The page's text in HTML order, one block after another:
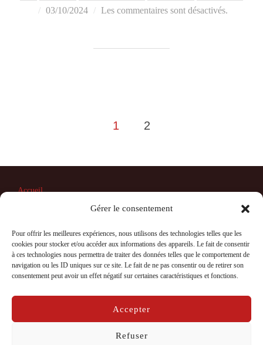
Gérer le consentement
Pour offrir les meilleures expériences, nous utilisons des technologies telles que les
cookies pour stocker et/ou accéder aux informations des appareils. Le fait de consentir
à ces technologies nous permettra de traiter des données telles que le comportement de
navigation ou les ID uniques sur ce site. Le fait de ne pas consentir ou de retirer son
consentement peut avoir un effet négatif sur certaines caractéristiques et fonctions.
Accepter
Refuser
Publié
03/10/2024 Les commentaires sont désactivés.
1 2
Accueil
Politique de cookies (UE)
Copyright © 2026 La Compagnie Caravelle
Inspiro ThemeparWPZOOM